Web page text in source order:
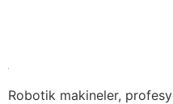
Robotik makineler,